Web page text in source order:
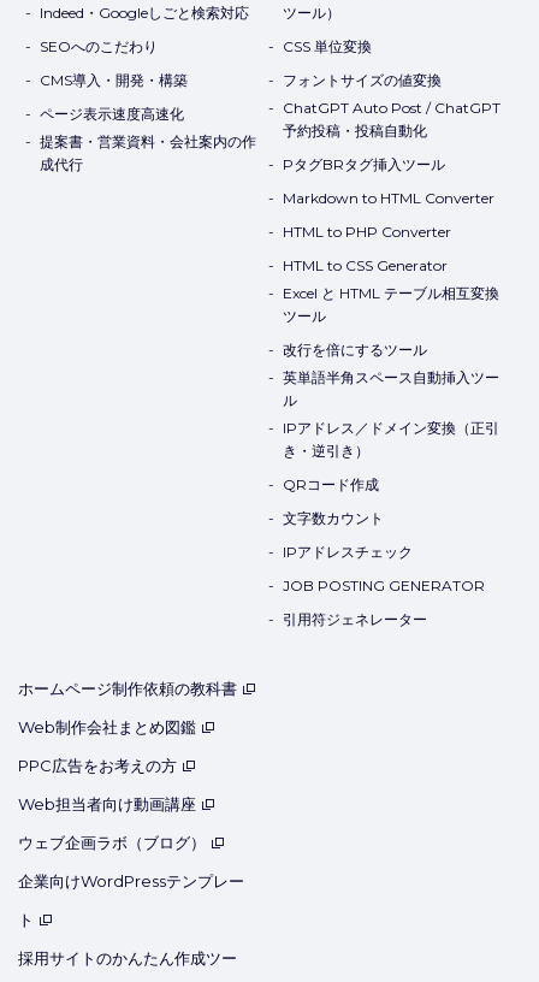
Indeed・Googleしごと検索対応
SEOへのこだわり
CMS導入・開発・構築
ページ表示速度高速化
提案書・営業資料・会社案内の作
成代行
ツール）
CSS 単位変換
フォントサイズの値変換
ChatGPT Auto Post / ChatGPT
予約投稿・投稿自動化
PタグBRタグ挿入ツール
Markdown to HTML Converter
HTML to PHP Converter
HTML to CSS Generator
Excel と HTML テーブル相互変換
ツール
改行を倍にするツール
英単語半角スペース自動挿入ツー
ル
IPアドレス／ドメイン変換（正引
き・逆引き）
QRコード作成
文字数カウント
IPアドレスチェック
JOB POSTING GENERATOR
引用符ジェネレーター
ホームページ制作依頼の教科書
Web制作会社まとめ図鑑
PPC広告をお考えの方
Web担当者向け動画講座
ウェブ企画ラボ（ブログ）
企業向けWordPressテンプレー
ト
採用サイトのかんたん作成ツー